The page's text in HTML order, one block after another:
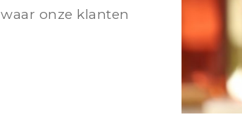
waar onze klanten